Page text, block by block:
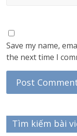
Save my name,
the next time I
Tìm kiếm bài